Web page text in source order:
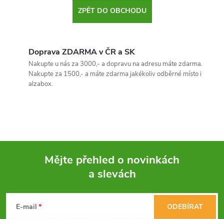
ZPĚT DO OBCHODU
Doprava ZDARMA v ČR a SK
Nakupte u nás za 3000,- a dopravu na adresu máte zdarma.
Nakupte za 1500,- a máte zdarma jakékoliv odběrné místo i
alzabox.
Mějte přehled o novinkách
a slevách
E-mail ODEBÍRAT